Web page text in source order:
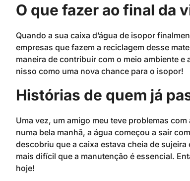
O que fazer ao final da
Quando a sua caixa d’água de isopor
empresas que fazem a reciclagem desse
maneira de contribuir com o meio ambiente
nisso como uma nova chance para o isopor!
Histórias de quem já
Uma vez, um amigo meu teve problemas
numa bela manhã, a água começou a sair
descobriu que a caixa estava cheia de
mais difícil que a manutenção é essencial.
hoje!